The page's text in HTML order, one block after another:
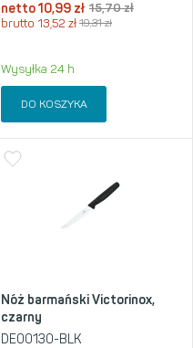
netto10,99 zł 15,70zł
brutto 13,52 zł 19,31zł
Wysyłka 24 h
DO KOSZYKA
Nóż barmański Victorinox,
czarny
DE00130-BLK